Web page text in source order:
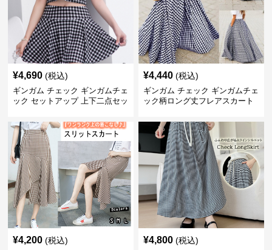
¥4,690 (税込)
ギンガム チェック ギンガムチェ
ック セットアップ 上下二点セッ
¥4,440 (税込)
ギンガム チェック ギンガムチェ
ック柄ロング丈フレアスカート
¥4,200 (税込) ¥4,800 (税込)